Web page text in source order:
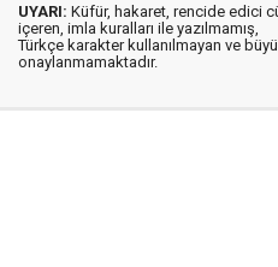
UYARI: Küfür, hakaret, rencide edici
içeren, imla kuralları ile yazılmamış,
Türkçe karakter kullanılmayan ve
onaylanmamaktadır.